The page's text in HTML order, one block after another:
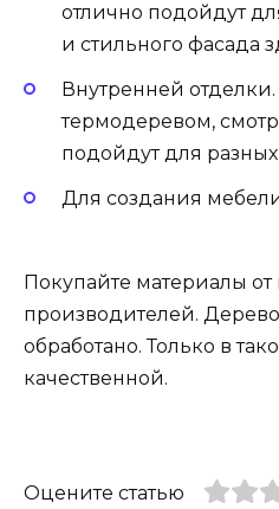
отлично подойдут
и стильного фасада
Внутренней
термодеревом,
подойдут для
Для создания
Покупайте материалы
производителей.
обработано. Только в
качественной.
Оцените статью